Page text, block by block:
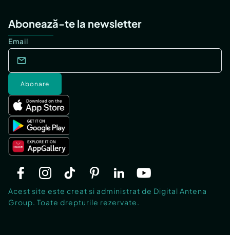
Abonează-te la newsletter
Email
Abonare
Acest site este creat si administrat de Digital Antena
Group. Toate drepturile rezervate.